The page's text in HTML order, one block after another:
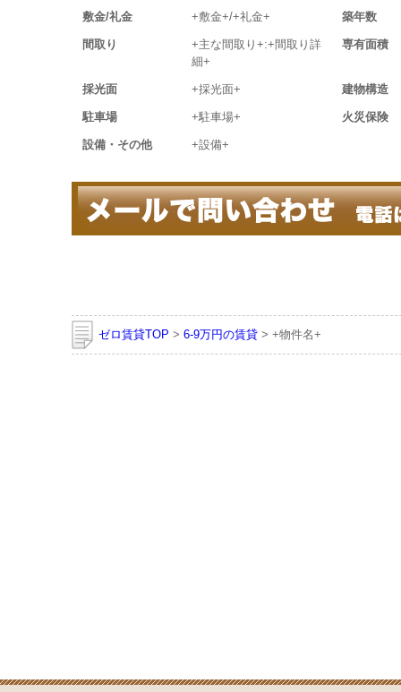
敷金/礼金 +敷金+/+礼金+ 築年数
間取り
+主な間取り+:+間取り詳
細+
専有面積
採光面 +採光面+ 建物構造
駐車場 +駐車場+ 火災保険
設備・その他 +設備+
ゼロ賃貸TOP > 6-9万円の賃貸 > +物件名+